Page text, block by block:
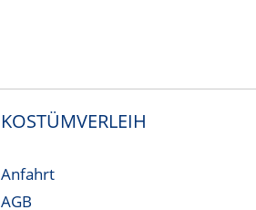
KOSTÜMVERLEIH
Anfahrt
AGB